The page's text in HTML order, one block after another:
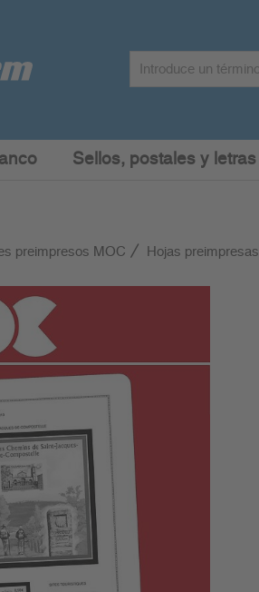
Sellos, postales y letras
preimpresos MOC Hojas preimpresas